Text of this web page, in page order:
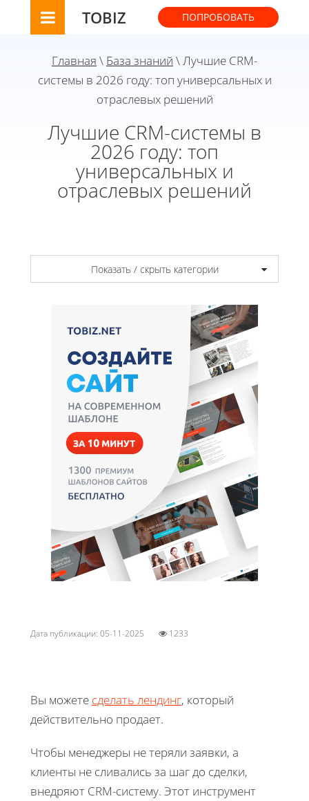
TOBIZ ПОПРОБОВАТЬ
Главная \ База знаний \ Лучшие CRM-
системы в 2026 году: топ универсальных и
отраслевых решений
Лучшие CRM-системы в
2026 году: топ
универсальных и
отраслевых решений
Показать / скрыть категории
Дата публикации: 05-11-2025 1233
Вы можете сделать лендинг, который
действительно продает.
Чтобы менеджеры не теряли заявки, а
клиенты не сливались за шаг до сделки,
внедряют CRM-систему. Этот инструмент